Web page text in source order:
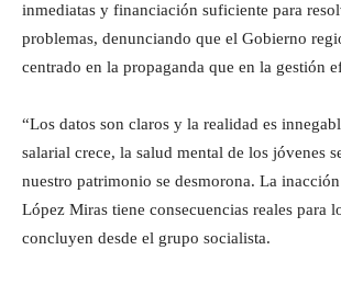
inmediatas y financiación suficiente para
problemas, denunciando que el Gobierno
centrado en la propaganda que en la gestión
“Los datos son claros y la realidad es
salarial crece, la salud mental de los jóvenes
nuestro patrimonio se desmorona. La
López Miras tiene consecuencias reales para
concluyen desde el grupo socialista.